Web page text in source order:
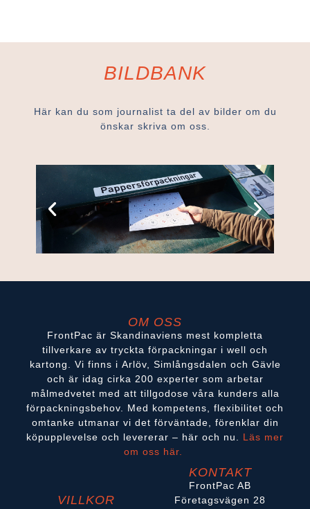
BILDBANK
Här kan du som journalist ta del av bilder om du
önskar skriva om oss.
OM OSS
FrontPac är Skandinaviens mest kompletta
tillverkare av tryckta förpackningar i well och
kartong. Vi finns i Arlöv, Simlångsdalen och Gävle
och är idag cirka 200 experter som arbetar
målmedvetet med att tillgodose våra kunders alla
förpackningsbehov. Med kompetens, flexibilitet och
omtanke utmanar vi det förväntade, förenklar din
köpupplevelse och levererar – här och nu. Läs mer
om oss här.
VILLKOR
KONTAKT
FrontPac AB
Företagsvägen 28